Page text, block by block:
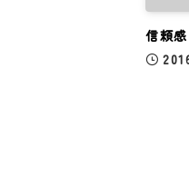
信頼感